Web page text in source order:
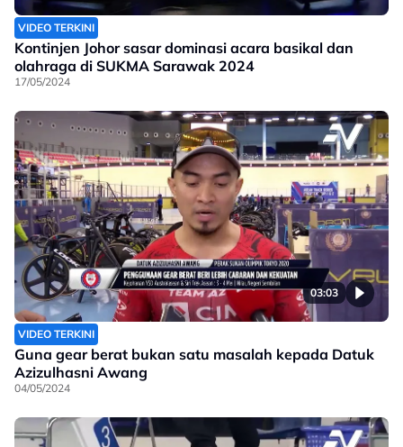
VIDEO TERKINI
Kontinjen Johor sasar dominasi acara basikal dan
olahraga di SUKMA Sarawak 2024
17/05/2024
03:03
VIDEO TERKINI
Guna gear berat bukan satu masalah kepada Datuk
Azizulhasni Awang
04/05/2024